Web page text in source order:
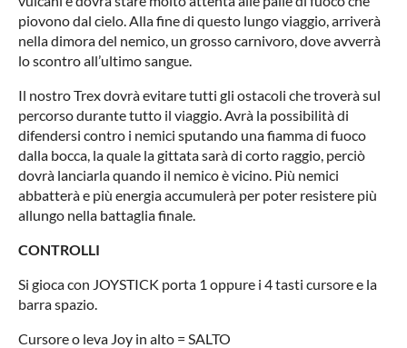
piovono dal cielo. Alla fine di questo lungo viaggio, arriverà
nella dimora del nemico, un grosso carnivoro, dove avverrà
lo scontro all’ultimo sangue.
Il nostro Trex dovrà evitare tutti gli ostacoli che troverà sul
percorso durante tutto il viaggio. Avrà la possibilità di
difendersi contro i nemici sputando una fiamma di fuoco
dalla bocca, la quale la gittata sarà di corto raggio, perciò
dovrà lanciarla quando il nemico è vicino. Più nemici
abbatterà e più energia accumulerà per poter resistere più
allungo nella battaglia finale.
CONTROLLI
Si gioca con JOYSTICK porta 1 oppure i 4 tasti cursore e la
barra spazio.
Cursore o leva Joy in alto = SALTO